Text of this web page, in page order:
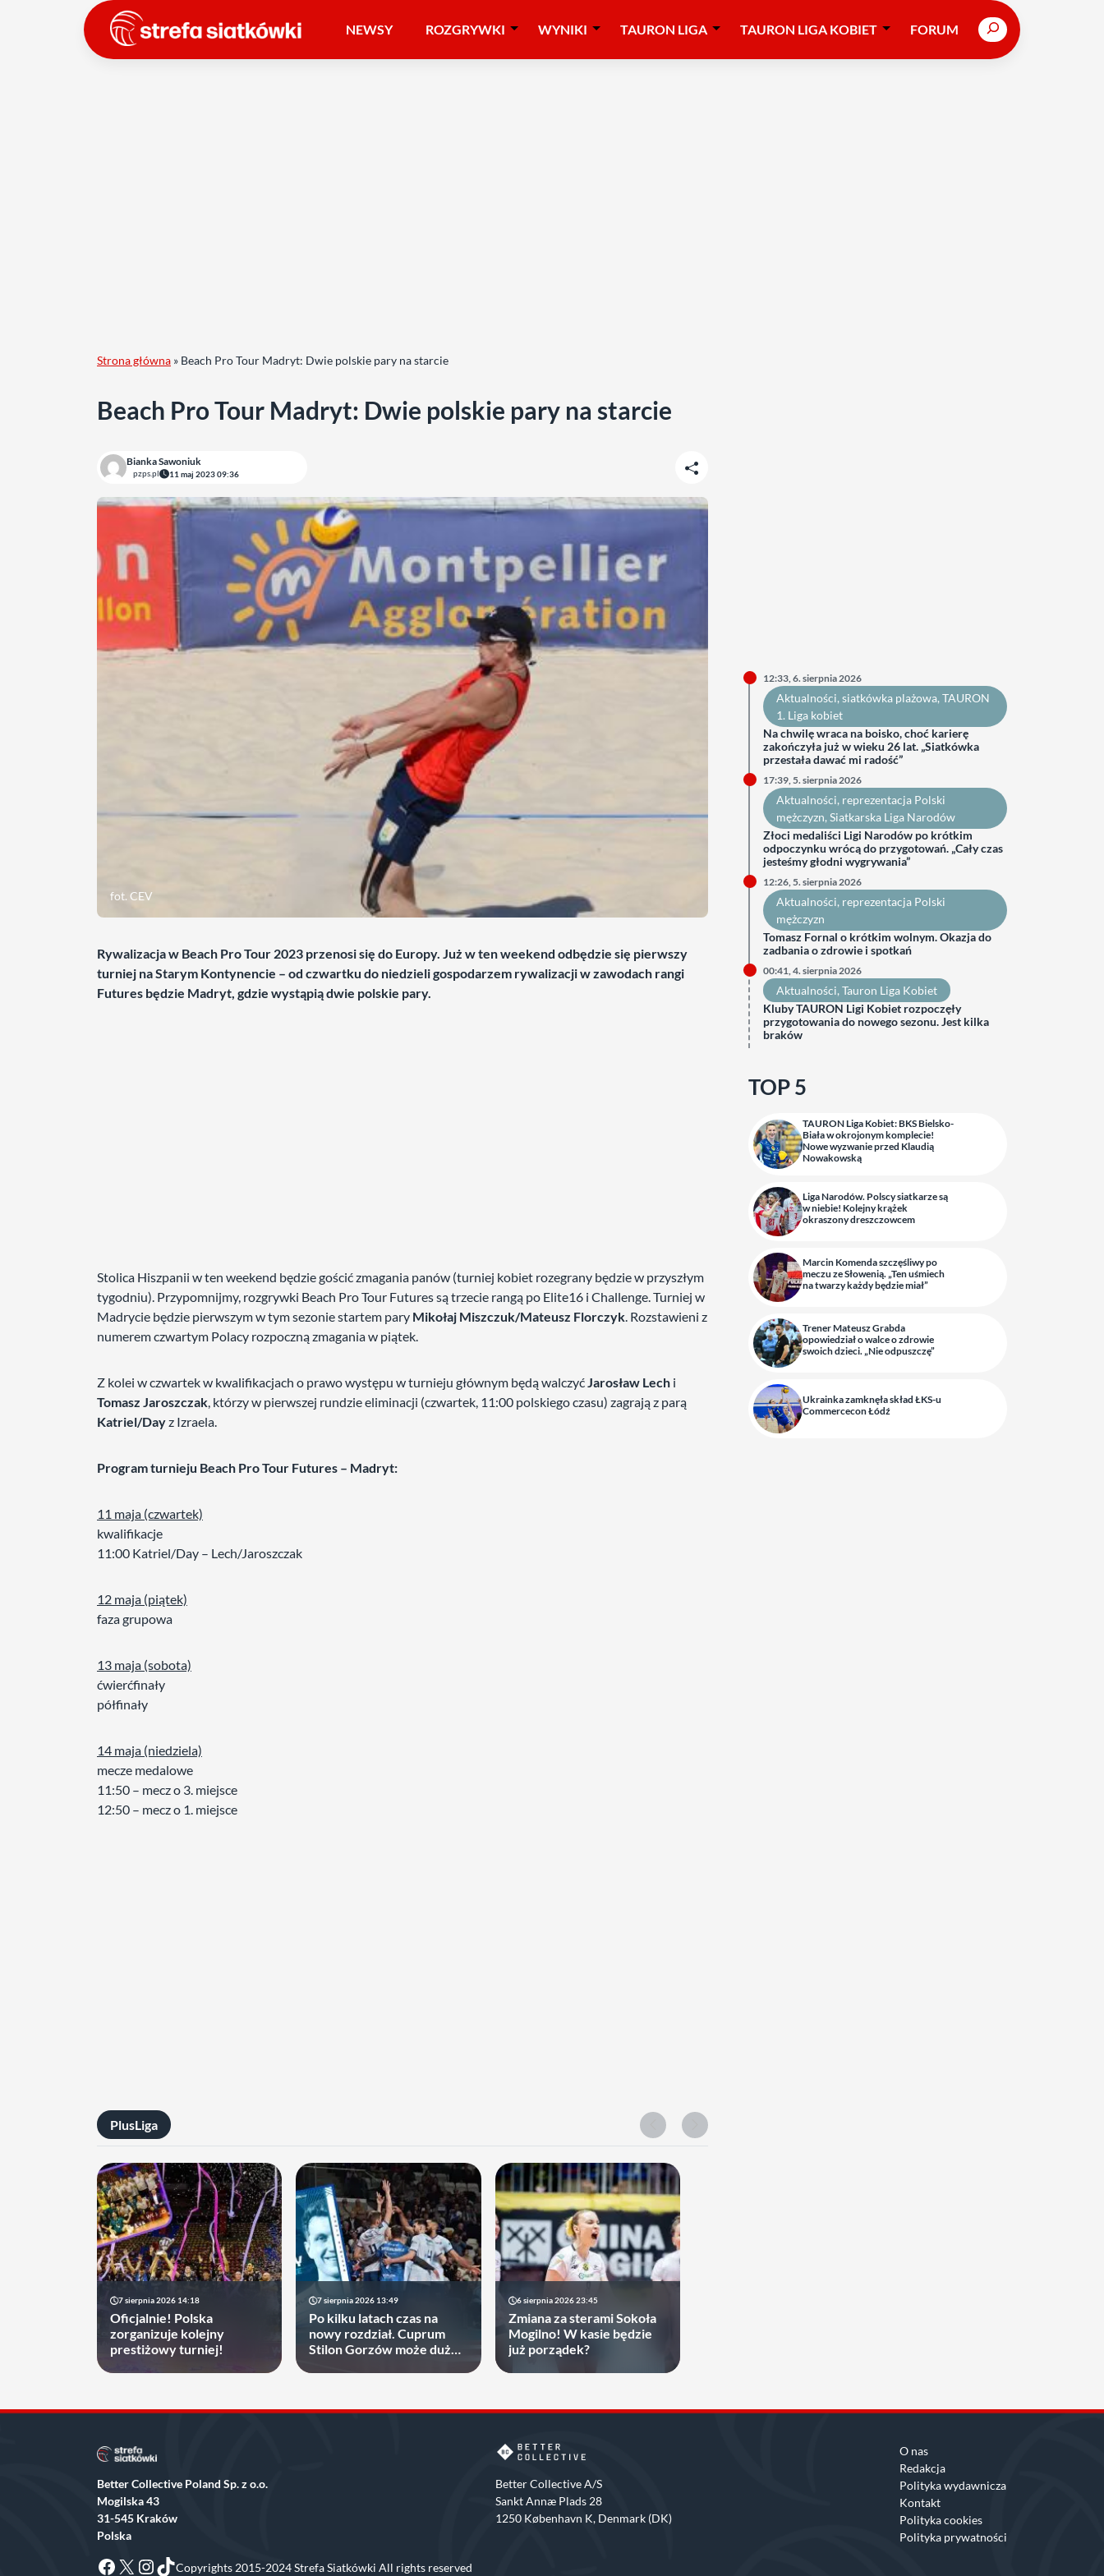
NEWSY ROZGRYWKI WYNIKI TAURON LIGA TAURON LIGA KOBIET FORUM Search
Strona główna » Beach Pro Tour Madryt: Dwie polskie pary na starcie
Beach Pro Tour Madryt: Dwie polskie pary na starcie
Bianka Sawoniuk
pzps.pl 11 maj 2023 09:36
fot. CEV
Rywalizacja w Beach Pro Tour 2023 przenosi się do Europy. Już w ten weekend odbędzie się pierwszy
turniej na Starym Kontynencie – od czwartku do niedzieli gospodarzem rywalizacji w zawodach rangi
Futures będzie Madryt, gdzie wystąpią dwie polskie pary.
Stolica Hiszpanii w ten weekend będzie gościć zmagania panów (turniej kobiet rozegrany będzie w przyszłym
tygodniu). Przypomnijmy, rozgrywki Beach Pro Tour Futures są trzecie rangą po Elite16 i Challenge. Turniej w
Madrycie będzie pierwszym w tym sezonie startem pary Mikołaj Miszczuk/Mateusz Florczyk. Rozstawieni z
numerem czwartym Polacy rozpoczną zmagania w piątek.
Z kolei w czwartek w kwalifikacjach o prawo występu w turnieju głównym będą walczyćJarosław Lech i
Tomasz Jaroszczak, którzy w pierwszej rundzie eliminacji (czwartek, 11:00 polskiego czasu) zagrają z parą
Katriel/Dayz Izraela.
Program turnieju Beach Pro Tour Futures – Madryt:
11 maja (czwartek)
kwalifikacje
11:00 Katriel/Day – Lech/Jaroszczak
12 maja (piątek)
faza grupowa
13 maja (sobota)
ćwierćfinały
półfinały
14 maja (niedziela)
mecze medalowe
11:50 – mecz o 3. miejsce
12:50 – mecz o 1. miejsce
PlusLiga
7 sierpnia 2026 14:18
Oficjalnie! Polska
zorganizuje kolejny
prestiżowy turniej!
7 sierpnia 2026 13:49
Po kilku latach czas na
nowy rozdział. Cuprum
Stilon Gorzów może dużo
6 sierpnia 2026 23:45
Zmiana za sterami Sokoła
Mogilno! W kasie będzie
już porządek?
12:33, 6. sierpnia 2026
Aktualności, siatkówka plażowa, TAURON
1. Liga kobiet
Na chwilę wraca na boisko, choć karierę
zakończyła już w wieku 26 lat. „Siatkówka
przestała dawać mi radość”
17:39, 5. sierpnia 2026
Aktualności, reprezentacja Polski
mężczyzn, Siatkarska Liga Narodów
Złoci medaliści Ligi Narodów po krótkim
odpoczynku wrócą do przygotowań. „Cały czas
jesteśmy głodni wygrywania”
12:26, 5. sierpnia 2026
Aktualności, reprezentacja Polski
mężczyzn
Tomasz Fornal o krótkim wolnym. Okazja do
zadbania o zdrowie i spotkań
00:41, 4. sierpnia 2026
Aktualności, Tauron Liga Kobiet
Kluby TAURON Ligi Kobiet rozpoczęły
przygotowania do nowego sezonu. Jest kilka
braków
TOP 5
TAURON Liga Kobiet: BKS Bielsko-
Biała w okrojonym komplecie!
Nowe wyzwanie przed Klaudią
Nowakowską
Liga Narodów. Polscy siatkarze są
w niebie! Kolejny krążek
okraszony dreszczowcem
Marcin Komenda szczęśliwy po
meczu ze Słowenią. „Ten uśmiech
na twarzy każdy będzie miał”
Trener Mateusz Grabda
opowiedział o walce o zdrowie
swoich dzieci. „Nie odpuszczę”
Ukrainka zamknęła skład ŁKS-u
Commercecon Łódź
Better Collective Poland Sp. z o.o.
Mogilska 43
31-545 Kraków
Polska
Better Collective A/S
Sankt Annæ Plads 28
1250 København K, Denmark (DK)
O nas
Redakcja
Polityka wydawnicza
Kontakt
Polityka cookies
Polityka prywatności
Facebook
X Instagram
TikTok
Copyrights 2015-2024 Strefa Siatkówki All rights reserved